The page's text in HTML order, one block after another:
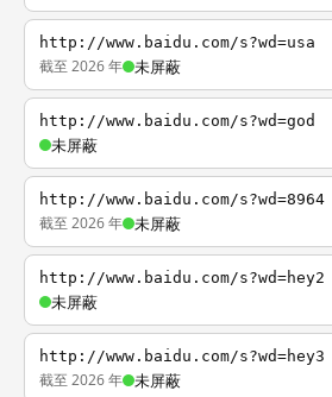
http://www.baidu.com/s?wd=usa
截至 2026 年 未屏蔽
http://www.baidu.com/s?wd=god
未屏蔽
http://www.baidu.com/s?wd=8964
截至 2026 年 未屏蔽
http://www.baidu.com/s?wd=hey2
未屏蔽
http://www.baidu.com/s?wd=hey3
截至 2026 年 未屏蔽